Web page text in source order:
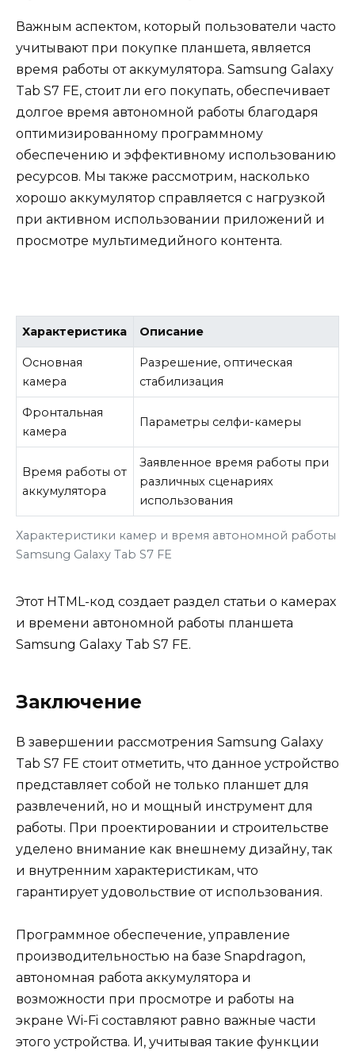
Важным аспектом, который пользователи часто
учитывают при покупке планшета, является
время работы от аккумулятора. Samsung Galaxy
Tab S7 FE, стоит ли его покупать, обеспечивает
долгое время автономной работы благодаря
оптимизированному программному
обеспечению и эффективному использованию
ресурсов. Мы также рассмотрим, насколько
хорошо аккумулятор справляется с нагрузкой
при активном использовании приложений и
просмотре мультимедийного контента.
Характеристики камер и время автономной работы
Samsung Galaxy Tab S7 FE
Характеристика Описание
Основная
камера
Разрешение, оптическая
стабилизация
Фронтальная
камера
Параметры селфи-камеры
Время работы от
аккумулятора
Заявленное время работы при
различных сценариях
использования
Этот HTML-код создает раздел статьи о камерах
и времени автономной работы планшета
Samsung Galaxy Tab S7 FE.
Заключение
В завершении рассмотрения Samsung Galaxy
Tab S7 FE стоит отметить, что данное устройство
представляет собой не только планшет для
развлечений, но и мощный инструмент для
работы. При проектировании и строительстве
уделено внимание как внешнему дизайну, так
и внутренним характеристикам, что
гарантирует удовольствие от использования.
Программное обеспечение, управление
производительностью на базе Snapdragon,
автономная работа аккумулятора и
возможности при просмотре и работы на
экране Wi-Fi составляют равно важные части
этого устройства. И, учитывая такие функции